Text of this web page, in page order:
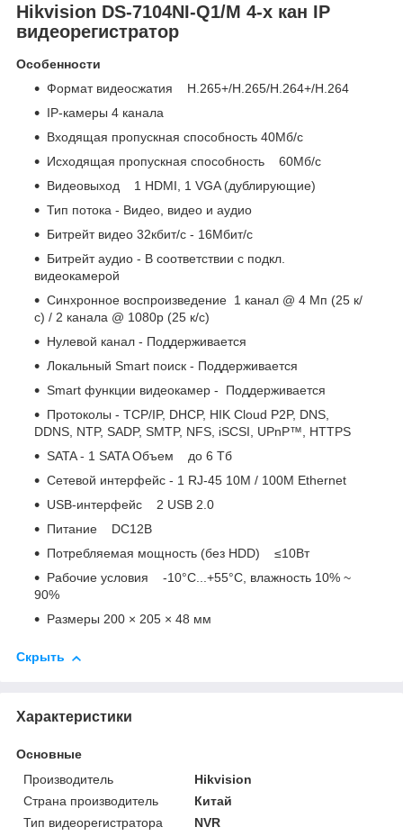
Hikvision DS-7104NI-Q1/M 4-х кан IP
видеорегистратор
Особенности
Формат видеосжатия H.265+/H.265/H.264+/H.264
IP-камеры 4 канала
Входящая пропускная способность 40Мб/с
Исходящая пропускная способность 60Мб/с
Видеовыход 1 HDMI, 1 VGA (дублирующие)
Тип потока - Видео, видео и аудио
Битрейт видео 32кбит/с - 16Мбит/с
Битрейт аудио - В соответствии с подкл.
видеокамерой
Синхронное воспроизведение 1 канал @ 4 Мп (25 к/
с) / 2 канала @ 1080р (25 к/с)
Нулевой канал - Поддерживается
Локальный Smart поиск - Поддерживается
Smart функции видеокамер - Поддерживается
Протоколы - TCP/IP, DHCP, HIK Cloud P2P, DNS,
DDNS, NTP, SADP, SMTP, NFS, iSCSI, UPnP™, HTTPS
SATA - 1 SATA Объем до 6 Тб
Сетевой интерфейс - 1 RJ-45 10M / 100M Ethernet
USB-интерфейс 2 USB 2.0
Питание DC12В
Потребляемая мощность (без HDD) ≤10Вт
Рабочие условия -10°C...+55°C, влажность 10% ~
90%
Размеры 200 × 205 × 48 мм
Скрыть
Характеристики
Основные
Производитель
Hikvision
Страна производитель
Китай
Тип видеорегистратора
NVR